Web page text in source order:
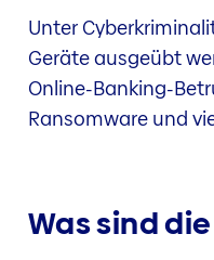
Unter
Geräte ausgeübt
Online-Banking-
Ransomware und
Was sind